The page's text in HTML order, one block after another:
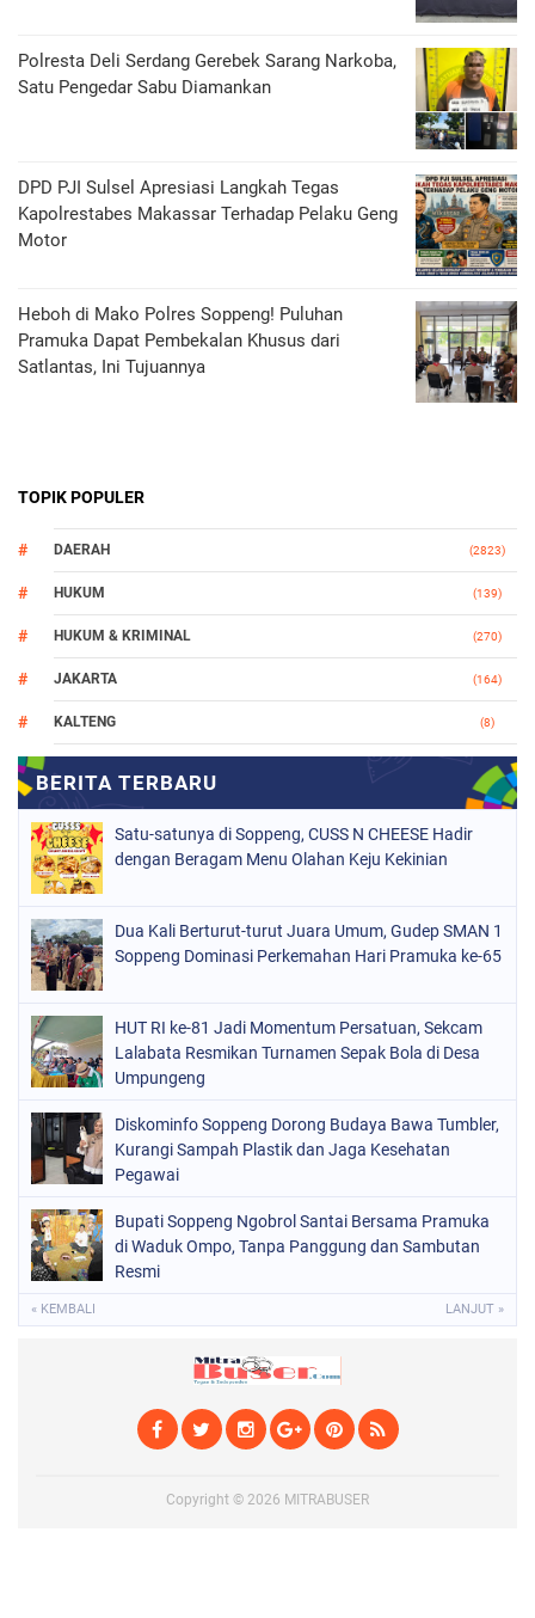
Polresta Deli Serdang Gerebek Sarang Narkoba,
Satu Pengedar Sabu Diamankan
DPD PJI Sulsel Apresiasi Langkah Tegas
Kapolrestabes Makassar Terhadap Pelaku Geng
Motor
Heboh di Mako Polres Soppeng! Puluhan
Pramuka Dapat Pembekalan Khusus dari
Satlantas, Ini Tujuannya
TOPIK POPULER
DAERAH (2823)
HUKUM (139)
HUKUM & KRIMINAL (270)
JAKARTA (164)
KALTENG (8)
(112)
NASIONAL (965)
ORGANISASI
PERISTIWA
POLITIK (226)
POLRI
SOPPENG (1975)
SULSEL
Satu-satunya di Soppeng, CUSS N CHEESE Hadir
dengan Beragam Menu Olahan Keju Kekinian
Dua Kali Berturut-turut Juara Umum, Gudep SMAN 1
Soppeng Dominasi Perkemahan Hari Pramuka ke-65
HUT RI ke-81 Jadi Momentum Persatuan, Sekcam
Lalabata Resmikan Turnamen Sepak Bola di Desa
Umpungeng
Diskominfo Soppeng Dorong Budaya Bawa Tumbler,
Kurangi Sampah Plastik dan Jaga Kesehatan
Pegawai
Bupati Soppeng Ngobrol Santai Bersama Pramuka
di Waduk Ompo, Tanpa Panggung dan Sambutan
Resmi
« KEMBALI LANJUT »
Copyright © 2026 MITRABUSER